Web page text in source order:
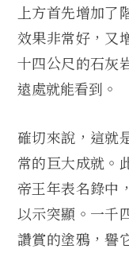
上方首先增加了
效果非常好，又
十四公尺的石灰
遠處就能看到。
確切來說，這就
常的巨大成就。
帝王年表名錄中
以示突顯。一千
讚賞的塗鴉，譽